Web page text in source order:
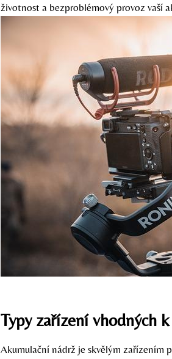
životnost a bezproblémový provoz vaší
Typy zařízení vhodných
Akumulační nádrž je skvělým zařízením